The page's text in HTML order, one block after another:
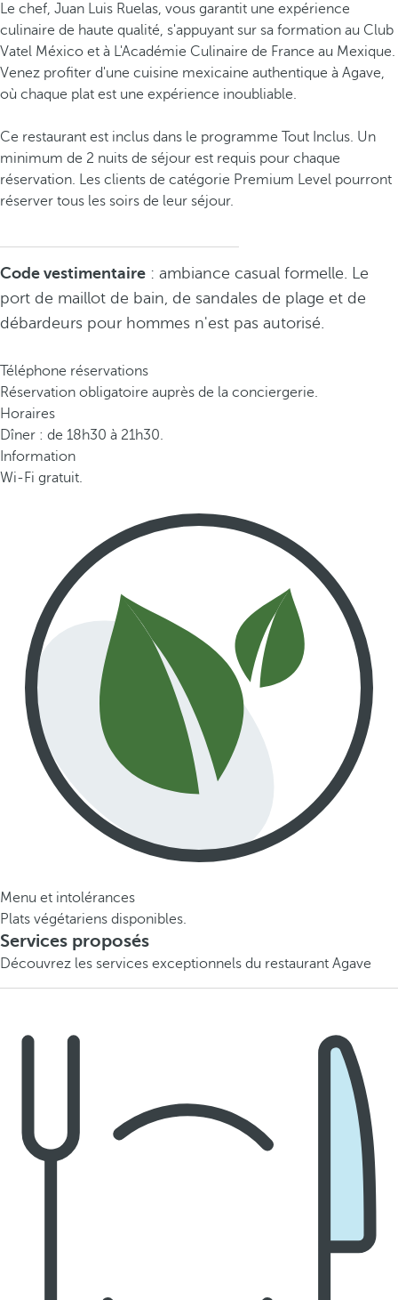
Le chef, Juan Luis Ruelas, vous garantit une expérience
culinaire de haute qualité, s'appuyant sur sa formation au Club
Vatel México et à L'Académie Culinaire de France au Mexique.
Venez profiter d'une cuisine mexicaine authentique à Agave,
où chaque plat est une expérience inoubliable.
Ce restaurant est inclus dans le programme Tout Inclus. Un
minimum de 2 nuits de séjour est requis pour chaque
réservation. Les clients de catégorie Premium Level pourront
réserver tous les soirs de leur séjour.
Code vestimentaire : ambiance casual formelle. Le
port de maillot de bain, de sandales de plage et de
débardeurs pour hommes n'est pas autorisé.
Téléphone réservations
Réservation obligatoire auprès de la conciergerie.
Horaires
Dîner : de 18h30 à 21h30.
Information
Wi-Fi gratuit.
Menu et intolérances
Plats végétariens disponibles.
Services proposés
Découvrez les services exceptionnels du restaurant Agave